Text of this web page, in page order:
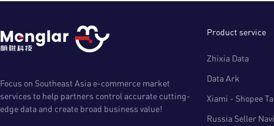
Focus on Southeast Asia e-commerce market
services to help partners control accurate cutting-
edge data and create broad business value!
Product service
Zhixia Data
Data Ark
Xiami - Shopee
Russia Seller